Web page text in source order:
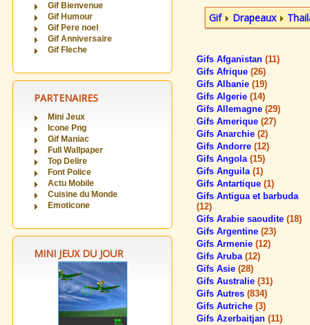
Gif Bienvenue
Gif Humour
Gif Pere noel
Gif Anniversaire
Gif Fleche
PARTENAIRES
Mini Jeux
Icone Png
Gif Maniac
Full Wallpaper
Top Delire
Font Police
Actu Mobile
Cuisine du Monde
Emoticone
MINI JEUX DU JOUR
Gif Drapeaux
Gifs Afganistan (11)
Gifs Afrique (26)
Gifs Albanie (19)
Gifs Algerie (14)
Gifs Allemagne (29)
Gifs Amerique (27)
Gifs Anarchie (2)
Gifs Andorre (12)
Gifs Angola (15)
Gifs Anguila (1)
Gifs Antartique (1)
Gifs Antigua et barbuda
(12)
Gifs Arabie saoudite (18)
Gifs Argentine (23)
Gifs Armenie (12)
Gifs Aruba (12)
Gifs Asie (28)
Gifs Australie (31)
Gifs Autres (834)
Gifs Autriche (3)
Gifs Azerbaitjan (11)